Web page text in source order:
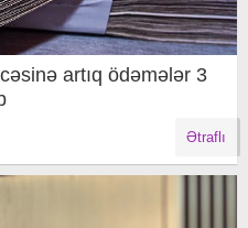
artıq ödəmələr 3
Ətraflı